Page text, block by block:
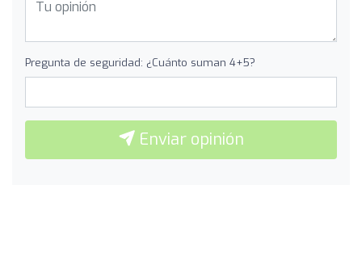
Pregunta de seguridad: ¿Cuánto suman 4+5?
Enviar opinión